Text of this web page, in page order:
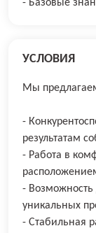
- Базовые
УСЛОВИЯ
Мы
-
результатам
- Работа в
- Возможность
уникальных
- Стабильная